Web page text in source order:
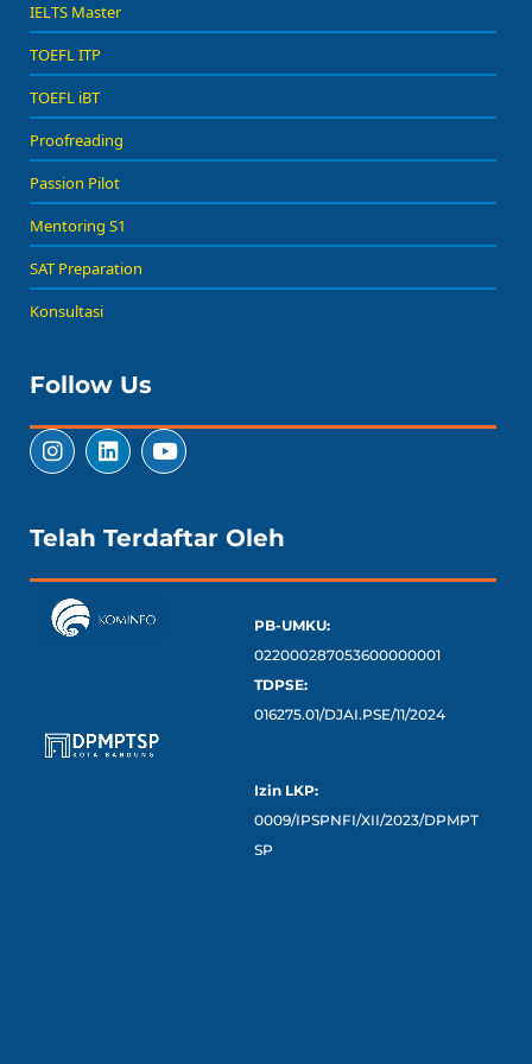
IELTS Master
TOEFL ITP
TOEFL iBT
Proofreading
Passion Pilot
Mentoring S1
SAT Preparation
Konsultasi
Follow Us
Telah Terdaftar Oleh
PB-UMKU:
022000287053600000001
TDPSE:
016275.01/DJAI.PSE/11/2024
Izin LKP:
0009/IPSPNFI/XII/2023/DPMPT
SP